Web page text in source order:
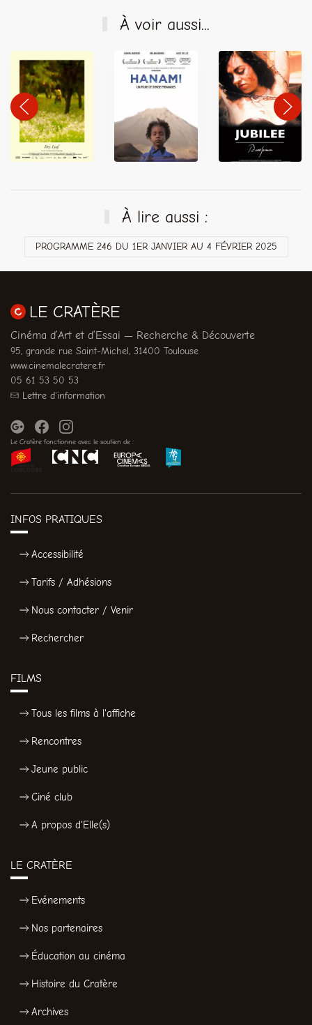
À voir aussi...
À lire aussi :
PROGRAMME 246 DU 1ER JANVIER AU 4 FÉVRIER 2025
LE CRATÈRE
Cinéma d’Art et d’Essai — Recherche & Découverte
95, grande rue Saint-Michel, 31400 Toulouse
www.cinemalecratere.fr
05 61 53 50 53
Lettre d'information
Le Cratère fonctionne avec le soutien de :
INFOS PRATIQUES
Accessibilité
Tarifs / Adhésions
Nous contacter / Venir
Rechercher
FILMS
Tous les films à l'affiche
Rencontres
Jeune public
Ciné club
A propos d'Elle(s)
LE CRATÈRE
Evénements
Nos partenaires
Éducation au cinéma
Histoire du Cratère
Archives